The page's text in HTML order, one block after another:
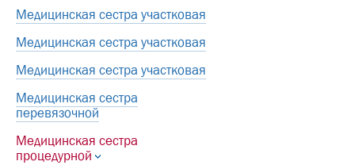
Медицинская сестра участковая
Медицинская сестра участковая
Медицинская сестра участковая
Медицинская сестра
перевязочной
Медицинская сестра
процедурной